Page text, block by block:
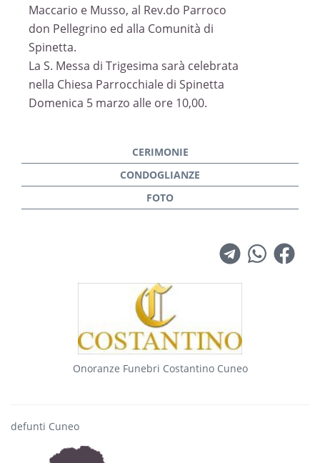
Maccario e Musso, al Rev.do Parroco
don Pellegrino ed alla Comunità di
Spinetta.
La S. Messa di Trigesima sarà celebrata
nella Chiesa Parrocchiale di Spinetta
Domenica 5 marzo alle ore 10,00.
Onoranze Funebri Costantino Cuneo
defunti Cuneo